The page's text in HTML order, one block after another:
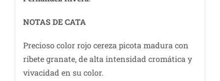
NOTAS DE CATA
Precioso color rojo cereza picota madura con
ribete granate, de alta intensidad cromática y
vivacidad en su color.